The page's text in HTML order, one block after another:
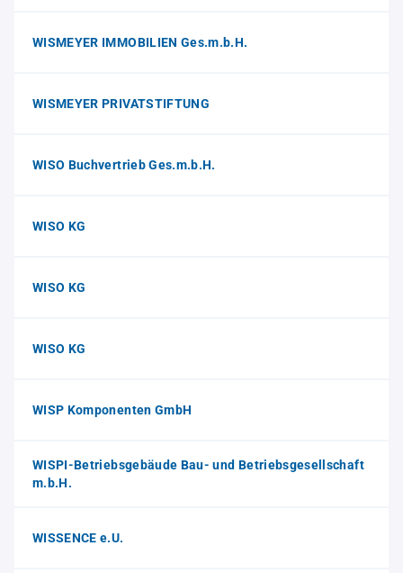
WISMEYER IMMOBILIEN Ges.m.b.H.
WISMEYER PRIVATSTIFTUNG
WISO Buchvertrieb Ges.m.b.H.
WISO KG
WISO KG
WISO KG
WISP Komponenten GmbH
WISPI-Betriebsgebäude Bau- und Betriebsgesellschaft
m.b.H.
WISSENCE e.U.